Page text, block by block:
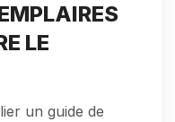
LE
un guide de